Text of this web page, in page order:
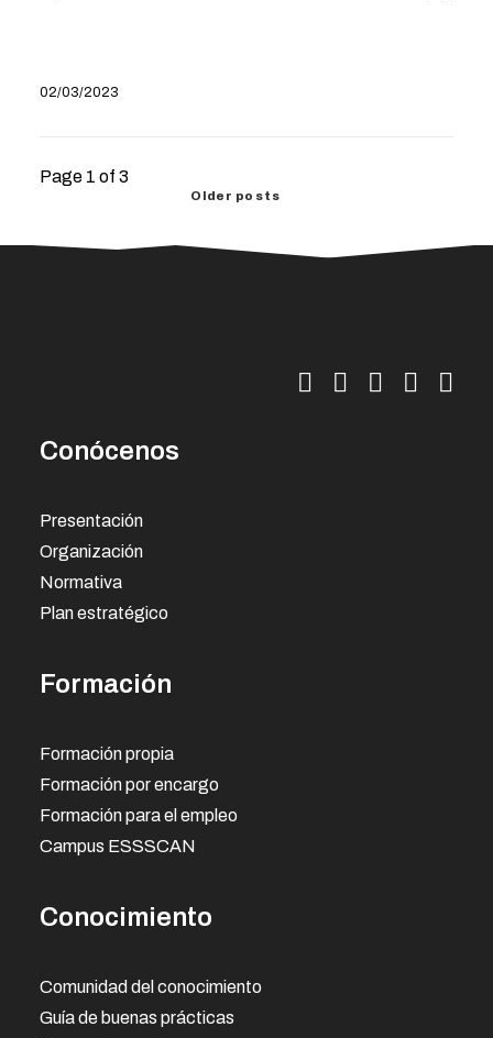
02/03/2023
Page 1 of 3
Older posts
Conócenos
Presentación
Organización
Normativa
Plan estratégico
Formación
Formación propia
Formación por encargo
Formación para el empleo
Campus ESSSCAN
Conocimiento
Comunidad del conocimiento
Guía de buenas prácticas